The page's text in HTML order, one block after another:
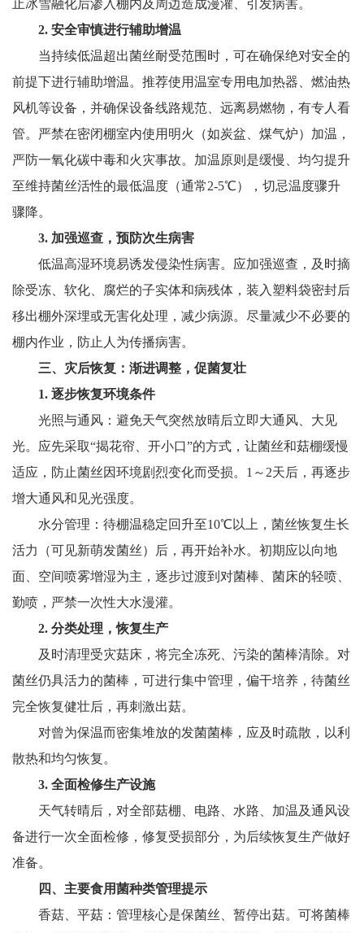
止冰雪融化后渗入棚内及周边造成漫灌、引发病害。
2. 安全审慎进行辅助增温
当持续低温超出菌丝耐受范围时，可在确保绝对安全的
前提下进行辅助增温。推荐使用温室专用电加热器、燃油热
风机等设备，并确保设备线路规范、远离易燃物，有专人看
管。严禁在密闭棚室内使用明火（如炭盆、煤气炉）加温，
严防一氧化碳中毒和火灾事故。加温原则是缓慢、均匀提升
至维持菌丝活性的最低温度（通常2-5℃），切忌温度骤升
骤降。
3. 加强巡查，预防次生病害
低温高湿环境易诱发侵染性病害。应加强巡查，及时摘
除受冻、软化、腐烂的子实体和病残体，装入塑料袋密封后
移出棚外深埋或无害化处理，减少病源。尽量减少不必要的
棚内作业，防止人为传播病害。
三、灾后恢复：渐进调整，促菌复壮
1. 逐步恢复环境条件
光照与通风：避免天气突然放晴后立即大通风、大见
光。应先采取“揭花帘、开小口”的方式，让菌丝和菇棚缓慢
适应，防止菌丝因环境剧烈变化而受损。1～2天后，再逐步
增大通风和见光强度。
水分管理：待棚温稳定回升至10℃以上，菌丝恢复生长
活力（可见新萌发菌丝）后，再开始补水。初期应以向地
面、空间喷雾增湿为主，逐步过渡到对菌棒、菌床的轻喷、
勤喷，严禁一次性大水漫灌。
2. 分类处理，恢复生产
及时清理受灾菇床，将完全冻死、污染的菌棒清除。对
菌丝仍具活力的菌棒，可进行集中管理，偏干培养，待菌丝
完全恢复健壮后，再刺激出菇。
对曾为保温而密集堆放的发菌菌棒，应及时疏散，以利
散热和均匀恢复。
3. 全面检修生产设施
天气转晴后，对全部菇棚、电路、水路、加温及通风设
备进行一次全面检修，修复受损部分，为后续恢复生产做好
准备。
四、主要食用菌种类管理提示
香菇、平菇：管理核心是保菌丝、暂停出菇。可将菌棒